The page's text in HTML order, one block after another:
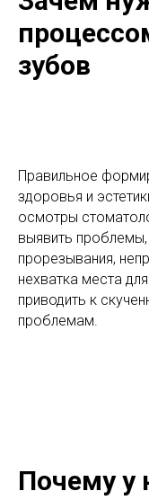
зубов
Правильное
здоровья и
осмотры
выявить
прорезывания,
нехватка места
приводить к
проблемам.
Почему у